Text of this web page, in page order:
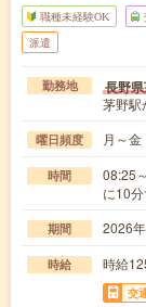
職種未経験OK
派遣
勤務地 長野
茅野駅
曜日頻度 月～
時間
08:25
に10分
期間 2026
時給 時給
交